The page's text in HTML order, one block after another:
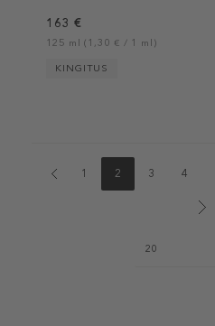
163 €
125 ml (1,30 € / 1 ml)
KINGITUS
1 2 3 4
size
20